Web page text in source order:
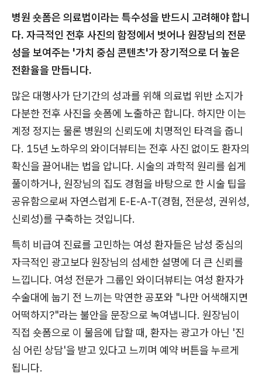
병원 숏폼은 의료법이라는 특수성을 반드시 고려해야 합니
다. 자극적인 전후 사진의 함정에서 벗어나 원장님의 전문
성을 보여주는 '가치 중심 콘텐츠'가 장기적으로 더 높은
전환율을 만듭니다.
많은 대행사가 단기간의 성과를 위해 의료법 위반 소지가
다분한 전후 사진을 숏폼에 노출하곤 합니다. 하지만 이는
계정 정지는 물론 병원의 신뢰도에 치명적인 타격을 줍니
다. 15년 노하우의 와이더뷰티는 전후 사진 없이도 환자의
확신을 끌어내는 법을 압니다. 시술의 과학적 원리를 쉽게
풀이하거나, 원장님의 집도 경험을 바탕으로 한 시술 팁을
공유함으로써 자연스럽게 E-E-A-T(경험, 전문성, 권위성,
신뢰성)를 구축하는 것입니다.
특히 비급여 진료를 고민하는 여성 환자들은 남성 중심의
자극적인 광고보다 원장님의 섬세한 설명에 더 큰 신뢰를
느낍니다. 여성 전문가 그룹인 와이더뷰티는 여성 환자가
수술대에 눕기 전 느끼는 막연한 공포와 "나만 어색해지면
어떡하지?"라는 불안을 문장으로 녹여냅니다. 원장님이
직접 숏폼으로 이 물음에 답할 때, 환자는 광고가 아닌 '진
심 어린 상담'을 받고 있다고 느끼며 예약 버튼을 누르게
됩니다.